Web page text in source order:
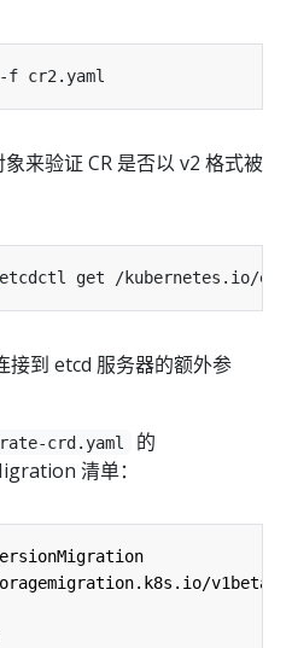
来验证 CR 是否以 v2 格式被
etcdctl get /kubernetes.io/
接到 etcd 服务器的额外参
crd.yaml
的
清单：
v1beta1